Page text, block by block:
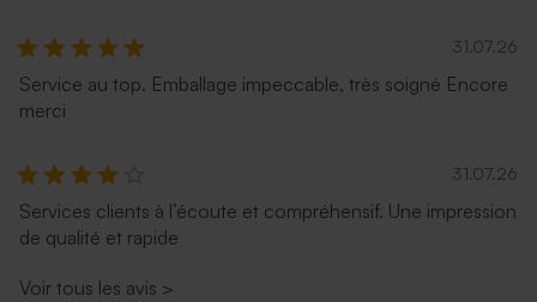
31.07.26
Service au top. Emballage impeccable, très soigné Encore
merci
31.07.26
Services clients à l’écoute et compréhensif. Une impression
de qualité et rapide
Voir tous les avis >